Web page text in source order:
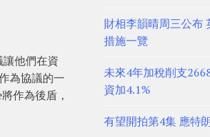
他們在資
為協議的一
作為後盾，
財相李韻晴周三公布
措施一覽
未來4年加稅削支
資加4.1%
有望開拍第4集 應特